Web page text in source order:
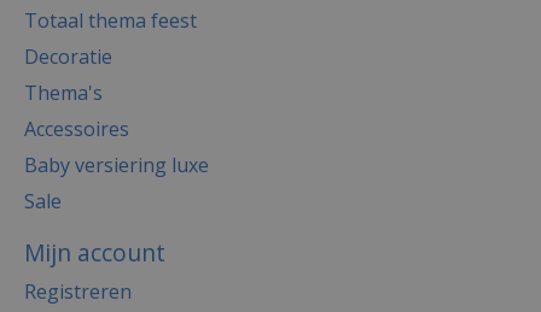
Totaal thema feest
Decoratie
Thema's
Accessoires
Baby versiering luxe
Sale
Mijn account
Registreren